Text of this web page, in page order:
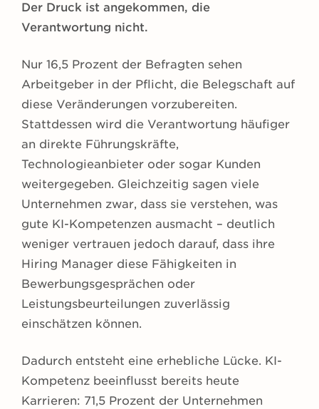
Der Druck ist angekommen, die
Verantwortung nicht.
Nur 16,5 Prozent der Befragten sehen
Arbeitgeber in der Pflicht, die Belegschaft auf
diese Veränderungen vorzubereiten.
Stattdessen wird die Verantwortung häufiger
an direkte Führungskräfte,
Technologieanbieter oder sogar Kunden
weitergegeben. Gleichzeitig sagen viele
Unternehmen zwar, dass sie verstehen, was
gute KI-Kompetenzen ausmacht – deutlich
weniger vertrauen jedoch darauf, dass ihre
Hiring Manager diese Fähigkeiten in
Bewerbungsgesprächen oder
Leistungsbeurteilungen zuverlässig
einschätzen können.
Dadurch entsteht eine erhebliche Lücke. KI-
Kompetenz beeinflusst bereits heute
Karrieren: 71,5 Prozent der Unternehmen